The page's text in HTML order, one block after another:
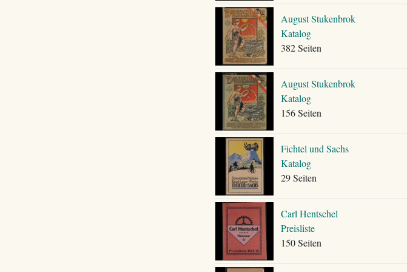
August Stukenbrok
Katalog
382 Seiten
August Stukenbrok
Katalog
156 Seiten
Fichtel und Sachs
Katalog
29 Seiten
Carl Hentschel
Preisliste
150 Seiten